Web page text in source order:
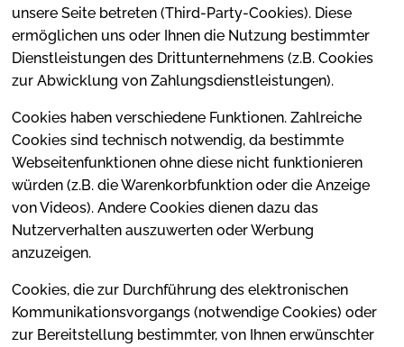
unsere Seite betreten (Third-Party-Cookies). Diese
ermöglichen uns oder Ihnen die Nutzung bestimmter
Dienstleistungen des Drittunternehmens (z.B. Cookies
zur Abwicklung von Zahlungsdienstleistungen).
Cookies haben verschiedene Funktionen. Zahlreiche
Cookies sind technisch notwendig, da bestimmte
Webseitenfunktionen ohne diese nicht funktionieren
würden (z.B. die Warenkorbfunktion oder die Anzeige
von Videos). Andere Cookies dienen dazu das
Nutzerverhalten auszuwerten oder Werbung
anzuzeigen.
Cookies, die zur Durchführung des elektronischen
Kommunikationsvorgangs (notwendige Cookies) oder
zur Bereitstellung bestimmter, von Ihnen erwünschter